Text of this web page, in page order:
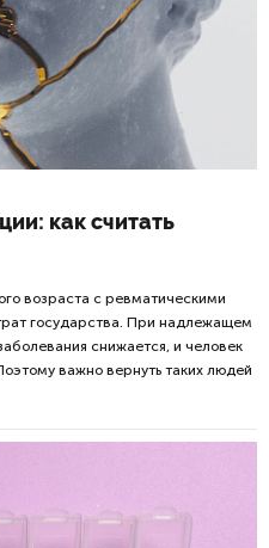
как считать
возраста с ревматическими
государства. При надлежащем
снижается, и человек
важно вернуть таких людей